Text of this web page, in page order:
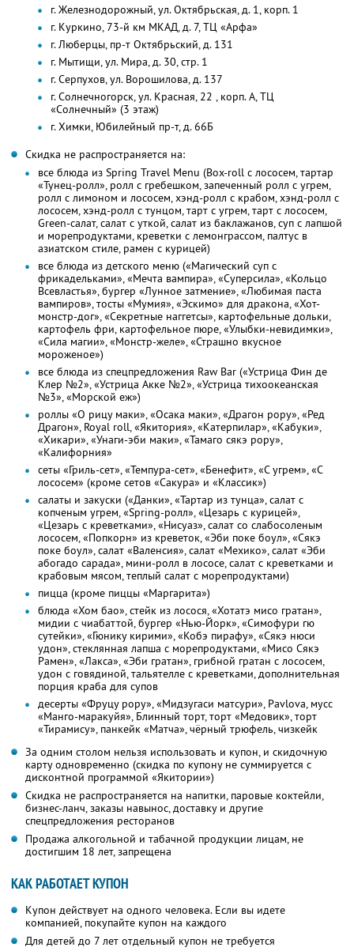
г. Железнодорожный, ул. Октябрьская, д. 1, корп. 1
г. Куркино, 73-й км МКАД, д. 7, ТЦ «Арфа»
г. Люберцы, пр-т Октябрьский, д. 131
г. Мытищи, ул. Мира, д. 30, стр. 1
г. Серпухов, ул. Ворошилова, д. 137
г. Солнечногорск, ул. Красная, 22 , корп. А, ТЦ
«Солнечный» (3 этаж)
г. Химки, Юбилейный пр-т, д. 66Б
Скидка не распространяется на:
все блюда из Spring Travel Menu (Box-roll с лососем, тартар
«Тунец-ролл», ролл с гребешком, запеченный ролл с угрем,
ролл с лимоном и лососем, хэнд-ролл с крабом, хэнд-ролл с
лососем, хэнд-ролл с тунцом, тарт с угрем, тарт с лососем,
Green-салат, салат с уткой, салат из баклажанов, суп с лапшой
и морепродуктами, креветки с лемонграссом, палтус в
азиатском стиле, рамен с курицей)
все блюда из детского меню («Магический суп с
фрикадельками», «Мечта вампира», «Суперсила», «Кольцо
Всевластья», бургер «Лунное затмение», «Любимая паста
вампиров», тосты «Мумия», «Эскимо» для дракона, «Хот-
монстр-дог», «Секретные наггетсы», картофельные дольки,
картофель фри, картофельное пюре, «Улыбки-невидимки»,
«Сила магии», «Монстр-желе», «Страшно вкусное
мороженое»)
все блюда из спецпредложения Raw Bar («Устрица Фин де
Клер №2», «Устрица Акке №2», «Устрица тихоокеанская
№3», «Морской еж»)
роллы «О рицу маки», «Осака маки», «Драгон рору», «Ред
Драгон», Royal roll, «Якитория», «Катерпилар», «Кабуки»,
«Хикари», «Унаги-эби маки», «Тамаго сякэ рору»,
«Калифорния»
сеты «Гриль-сет», «Темпура-сет», «Бенефит», «С угрем», «С
лососем» (кроме сетов «Сакура» и «Классик»)
салаты и закуски («Данки», «Тартар из тунца», салат с
копченым угрем, «Spring-ролл», «Цезарь с курицей»,
«Цезарь с креветками», «Нисуаз», салат со слабосоленым
лососем, «Попкорн» из креветок, «Эби поке боул», «Сякэ
поке боул», салат «Валенсия», салат «Мехико», салат «Эби
абогадо сарада», мини-ролл в лососе, салат с креветками и
крабовым мясом, теплый салат с морепродуктами)
пицца (кроме пиццы «Маргарита»)
блюда «Хом бао», стейк из лосося, «Хотатэ мисо гратан»,
мидии с чиабаттой, бургер «Нью-Йорк», «Симофури гю
сутейки», «Гюнику кирими», «Кобэ пирафу», «Сякэ нюси
удон», стеклянная лапша с морепродуктами, «Мисо Сякэ
Рамен», «Лакса», «Эби гратан», грибной гратан с лососем,
удон с говядиной, тальятелле с креветками, дополнительная
порция краба для супов
десерты «Фруцу рору», «Мидзугаси матсури», Pavlova, мусс
«Манго-маракуйя», Блинный торт, торт «Медовик», торт
«Тирамису», панкейк «Матча», чёрный трюфель, чизкейк
За одним столом нельзя использовать и купон, и скидочную
карту одновременно (скидка по купону не суммируется с
дисконтной программой «Якитории»)
Скидка не распространяется на напитки, паровые коктейли,
бизнес-ланч, заказы навынос, доставку и другие
спецпредложения ресторанов
Продажа алкогольной и табачной продукции лицам, не
достигшим 18 лет, запрещена
КАК РАБОТАЕТ КУПОН
Купон действует на одного человека. Если вы идете
компанией, покупайте купон на каждого
Для детей до 7 лет отдельный купон не требуется